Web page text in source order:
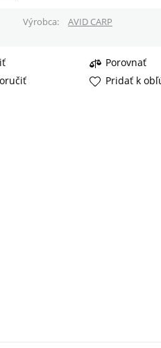
Výrobca
AVID CARP
Porovnať
Pridať k